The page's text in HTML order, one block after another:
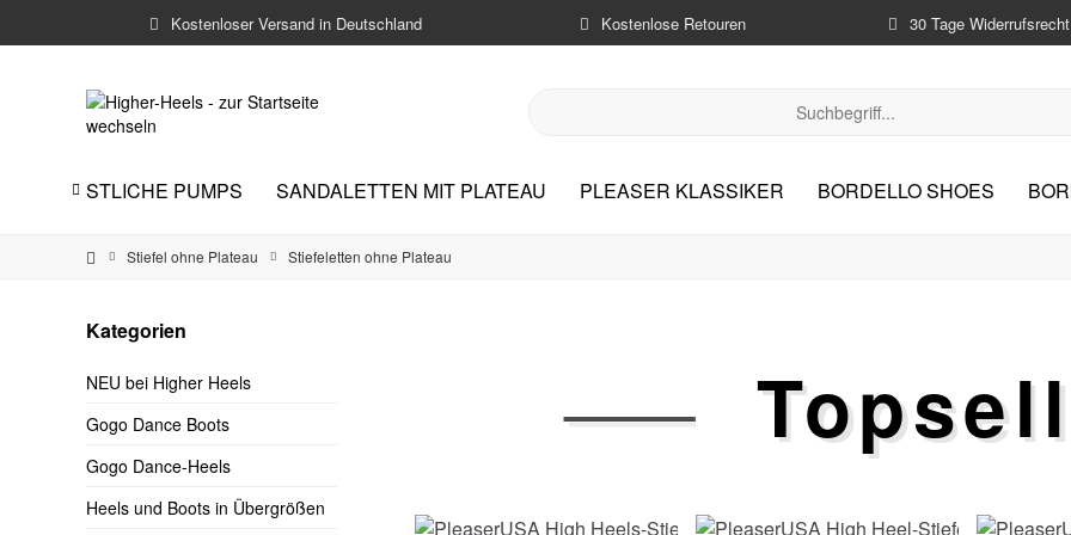
Kostenloser Versand in Deutschland Kostenlose Retouren 30 Tage Widerrufsrecht
FESTLICHE PUMPS SANDALETTEN MIT PLATEAU PLEASER KLASSIKER BORDELLO SHOES

Stiefel ohne Plateau Stiefeletten ohne Plateau
Kategorien
NEU bei Higher Heels
Gogo Dance Boots
Gogo Dance-Heels
Heels und Boots in Übergrößen